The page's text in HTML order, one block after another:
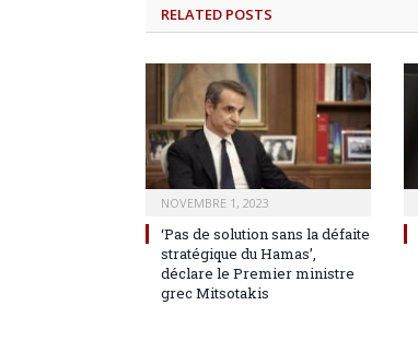
RELATED POSTS
NOVEMBRE 1, 2023
‘Pas de solution sans la défaite
stratégique du Hamas’,
déclare le Premier ministre
grec Mitsotakis